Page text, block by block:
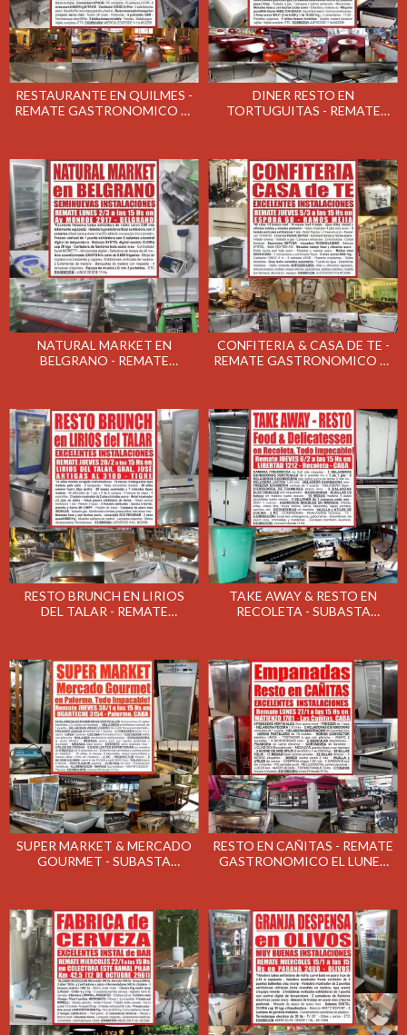
RESTAURANTE EN QUILMES -
REMATE GASTRONOMICO EL
DINER RESTO EN
TORTUGUITAS - REMATE
NATURAL MARKET EN
BELGRANO - REMATE
CONFITERIA & CASA DE TE -
REMATE GASTRONOMICO EL
RESTO BRUNCH EN LIRIOS
DEL TALAR - REMATE
TAKE AWAY & RESTO EN
RECOLETA - SUBASTA
SUPER MARKET & MERCADO
GOURMET - SUBASTA
RESTO EN CAÑITAS - REMATE
GASTRONOMICO EL LUNES